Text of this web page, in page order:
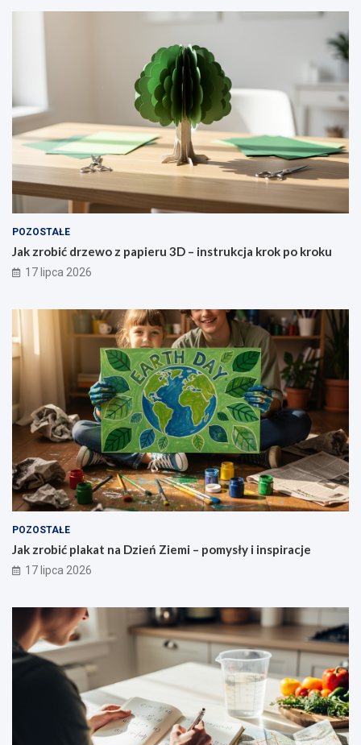
POZOSTAŁE
Jak zrobić drzewo z papieru 3D – instrukcja krok po kroku
17 lipca 2026
POZOSTAŁE
Jak zrobić plakat na Dzień Ziemi – pomysły i inspiracje
17 lipca 2026